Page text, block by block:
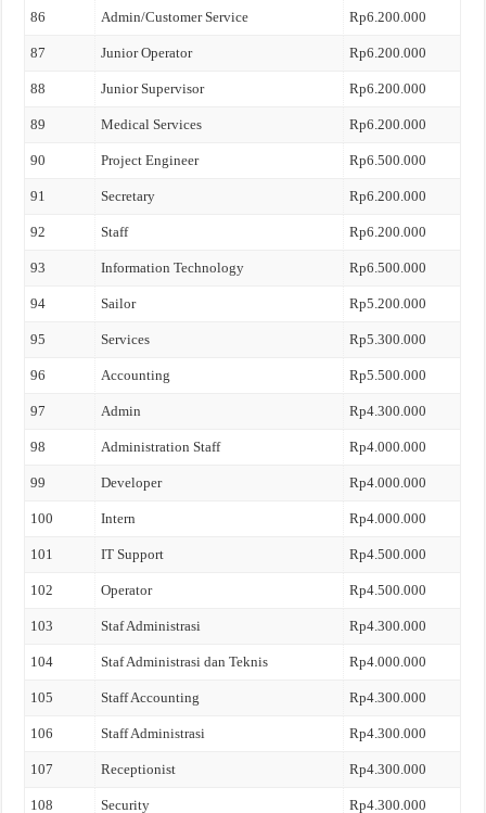
86 Admin/Customer Service Rp6.200.000
87 Junior Operator Rp6.200.000
88 Junior Supervisor Rp6.200.000
89 Medical Services Rp6.200.000
90 Project Engineer Rp6.500.000
91 Secretary Rp6.200.000
92 Staff Rp6.200.000
93 Information Technology Rp6.500.000
94 Sailor Rp5.200.000
95 Services Rp5.300.000
96 Accounting Rp5.500.000
97 Admin Rp4.300.000
98 Administration Staff Rp4.000.000
99 Developer Rp4.000.000
100 Intern Rp4.000.000
101 IT Support Rp4.500.000
102 Operator Rp4.500.000
103 Staf Administrasi Rp4.300.000
104 Staf Administrasi dan Teknis Rp4.000.000
105 Staff Accounting Rp4.300.000
106 Staff Administrasi Rp4.300.000
107 Receptionist Rp4.300.000
108 Security Rp4.300.000